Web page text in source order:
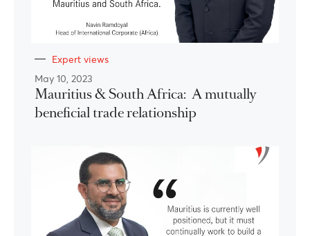
Expert views
May 10, 2023
Mauritius & South Africa: A mutually
beneficial trade relationship